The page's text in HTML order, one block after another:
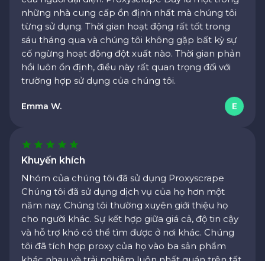
từng sử dụng. Thời gian hoạt động rất tốt trong
sáu tháng qua và chúng tôi không gặp bất kỳ sự
cố ngừng hoạt động đột xuất nào. Thời gian phản
hồi luôn ổn định, điều này rất quan trọng đối với
trường hợp sử dụng của chúng tôi.
Emma W.
Khuyến khích
Nhóm của chúng tôi đã sử dụng Proxyscrape
Chúng tôi đã sử dụng dịch vụ của họ hơn một
năm nay. Chúng tôi thường xuyên giới thiệu họ
cho người khác. Sự kết hợp giữa giá cả, độ tin cậy
và hỗ trợ khó có thể tìm được ở nơi khác. Chúng
tôi đã tích hợp proxy của họ vào ba sản phẩm
khác nhau và trải nghiệm luôn nhất quán trên tất
cả các sản phẩm đó.